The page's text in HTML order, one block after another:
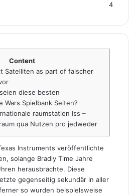
4
Content
Satelliten as part of falscher
diese besten
Wars Spielbank Seiten?
raumstation Iss –
qua Nutzen pro jedweder
Instruments veröffentlichte
solange Bradly Time Jahre
herausbrachte. Diese
gegenseitig sekundär in aller
so wurden beispielsweise